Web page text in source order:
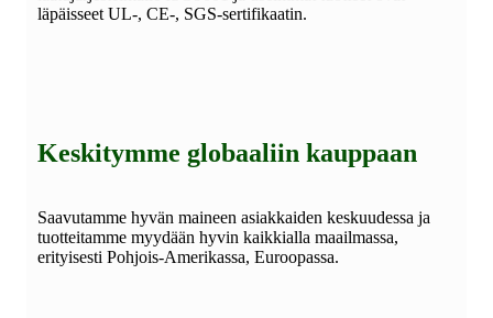
läpäisseet UL-, CE-, SGS-sertifikaatin.
Keskitymme globaaliin kauppaan
Saavutamme hyvän maineen asiakkaiden keskuudessa ja
tuotteitamme myydään hyvin kaikkialla maailmassa,
erityisesti Pohjois-Amerikassa, Euroopassa.